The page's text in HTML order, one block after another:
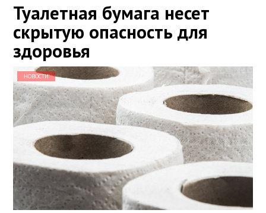
Туалетная бумага несет
скрытую опасность для
здоровья
НОВОСТИ